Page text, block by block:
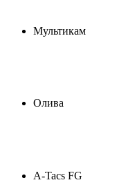
Мультикам
Олива
A-Tacs FG